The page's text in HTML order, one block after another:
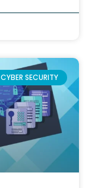
CYBER SECURITY